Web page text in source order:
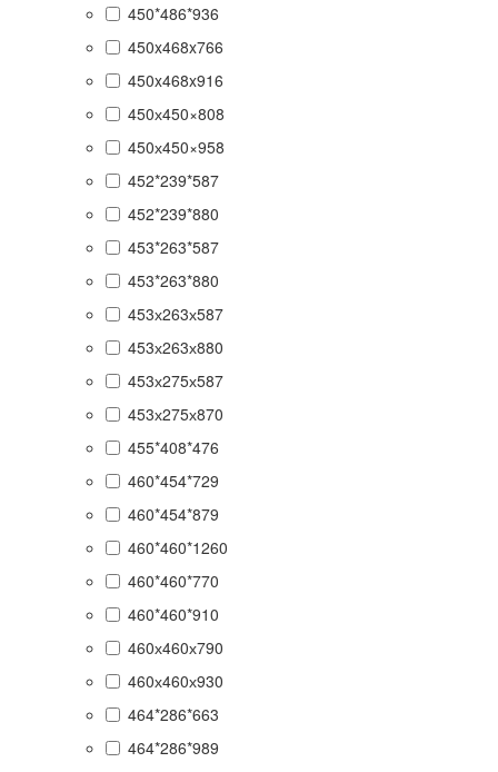
450*486*936
450x468x766
450x468x916
450х450×808
450х450×958
452*239*587
452*239*880
453*263*587
453*263*880
453х263х587
453х263х880
453х275х587
453х275х870
455*408*476
460*454*729
460*454*879
460*460*1260
460*460*770
460*460*910
460х460х790
460х460х930
464*286*663
464*286*989